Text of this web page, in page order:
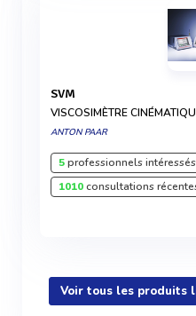
SVM
VISCOSIMÈTRE
ANTON PAAR
5professionnels intéressés
1010consultations
Voir tous les produits